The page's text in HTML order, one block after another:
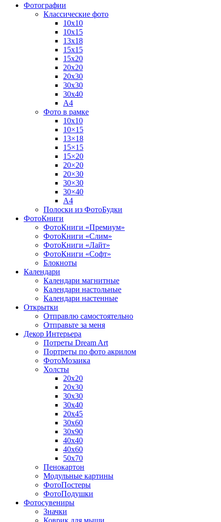
Фотографии
Классические фото
10х10
10х15
13х18
15х15
15х20
20х20
20х30
30х30
30х40
А4
Фото в рамке
10х10
10×15
13×18
15×15
15×20
20×20
20×30
30×30
30×40
A4
Полоски из ФотоБудки
ФотоКниги
ФотоКниги «Премиум»
ФотоКниги «Слим»
ФотоКниги «Лайт»
ФотоКниги «Софт»
Блокноты
Календари
Календари магнитные
Календари настольные
Календари настенные
Открытки
Отправлю самостоятельно
Отправьте за меня
Декор Интерьера
Потреты Dream Art
Портреты по фото акрилом
ФотоМозаика
Холсты
20х20
20х30
30х30
30х40
20х45
30х60
30х90
40х40
40х60
50х70
Пенокартон
Модульные картины
ФотоПостеры
ФотоПодушки
Фотоcувениры
Значки
Коврик для мыши